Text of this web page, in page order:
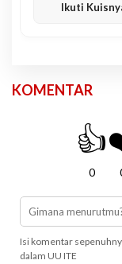
Ikuti
KOMENTAR
👍
0
Isi komentar
dalam UU ITE